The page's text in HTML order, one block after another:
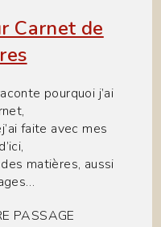
Carnet de
pourquoi j’ai
faite avec mes
matières, aussi
PASSAGE